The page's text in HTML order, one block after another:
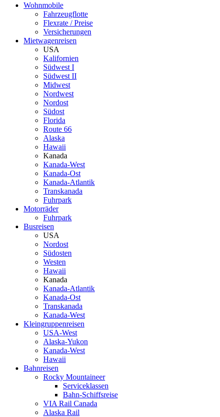
Wohnmobile
Fahrzeugflotte
Flexrate / Preise
Versicherungen
Mietwagenreisen
USA
Kalifornien
Südwest I
Südwest II
Midwest
Nordwest
Nordost
Südost
Florida
Route 66
Alaska
Hawaii
Kanada
Kanada-West
Kanada-Ost
Kanada-Atlantik
Transkanada
Fuhrpark
Motorräder
Fuhrpark
Busreisen
USA
Nordost
Südosten
Westen
Hawaii
Kanada
Kanada-Atlantik
Kanada-Ost
Transkanada
Kanada-West
Kleingruppenreisen
USA-West
Alaska-Yukon
Kanada-West
Hawaii
Bahnreisen
Rocky Mountaineer
Serviceklassen
Bahn-Schiffsreise
VIA Rail Canada
Alaska Rail